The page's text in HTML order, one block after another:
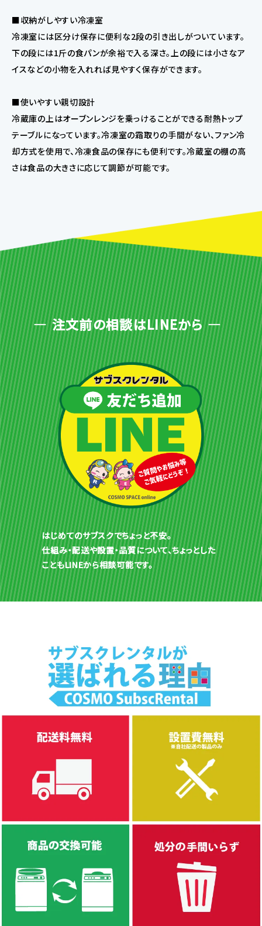
■収納がしやすい冷凍室
冷凍室には区分け保存に便利な2段の引き出しがついています。
下の段には1斤の食パンが余裕で入る深さ。上の段には小さなア
イスなどの小物を入れれば見やすく保存ができます。
■使いやすい親切設計
冷蔵庫の上はオーブンレンジを乗っけることができる耐熱トップ
テーブルになっています。冷凍室の霜取りの手間がない、ファン冷
却方式を使用で、冷凍食品の保存にも便利です。冷蔵室の棚の高
さは食品の大きさに応じて調節が可能です。
注文前の相談はLINEから
はじめてのサブスクでちょっと不安。
仕組み・配送や設置・品質について、ちょっとした
こともLINEから相談可能です。